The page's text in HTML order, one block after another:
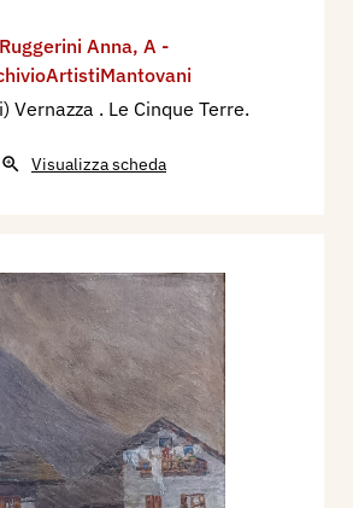
Ruggerini Anna, A -
Vernazza . Le Cinque Terre.
Visualizza scheda